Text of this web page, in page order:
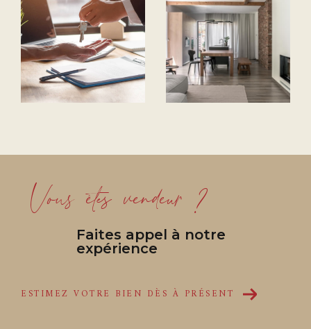
pavillons, belles demeures mais aussi terrains
à bâtir, programmes neufs… pour que votre
décision rime avec passion et raison.
Nous disposons également, pour les
professionnels, d'un choix de locaux
commerciaux, bureaux et commerces.
intervenons sur tout le littoral de Meschers à
l'acquisition ou la vente de votre résidence
principale ou secondaire.
Notre expérience de l'immobiliernous
permet une analyse permanente du marché
ceci dans le but de vous donner l'assurance
Vous êtes vendeur ?
Faites appel à notre
expérience
ESTIMEZ VOTRE BIEN DÈS À PRÉSENT